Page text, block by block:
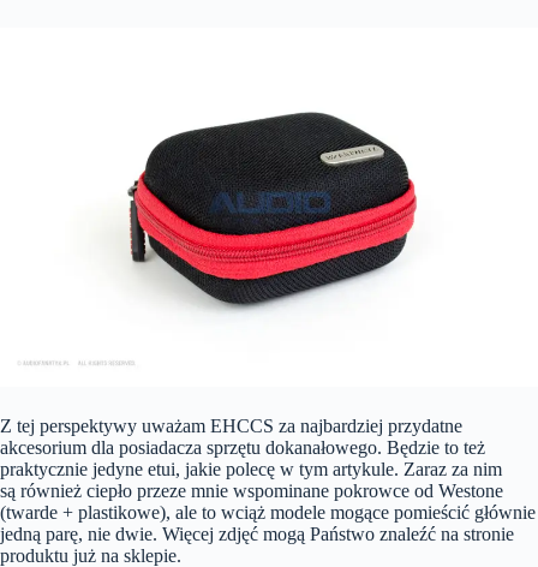
Z tej perspektywy uważam EHCCS za najbardziej przydatne
akcesorium dla posiadacza sprzętu dokanałowego. Będzie to też
praktycznie jedyne etui, jakie polecę w tym artykule. Zaraz za nim
są również ciepło przeze mnie wspominane pokrowce od Westone
(twarde + plastikowe), ale to wciąż modele mogące pomieścić głównie
jedną parę, nie dwie. Więcej zdjęć mogą Państwo znaleźć na stronie
produktu już na sklepie.